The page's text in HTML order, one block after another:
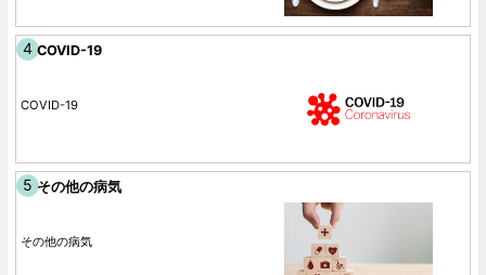
COVID-19
COVID-19
その他の病気
その他の病気